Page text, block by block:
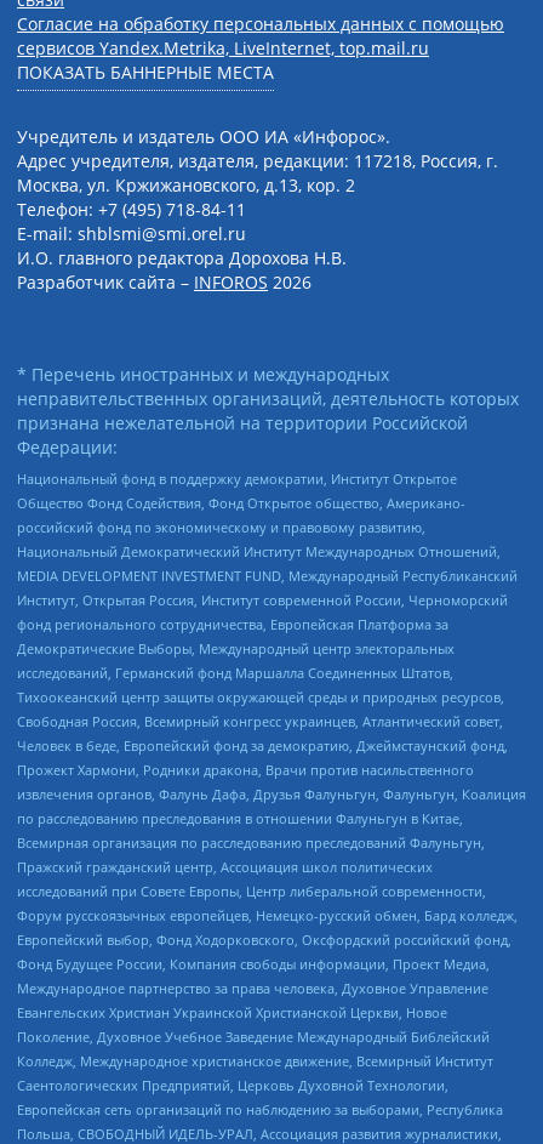
Согласие на обработку персональных данных с помощью
сервисов Yandex.Metrika, LiveInternet, top.mail.ru
ПОКАЗАТЬ БАННЕРНЫЕ МЕСТА
Учредитель и издатель ООО ИА «Инфорос».
Адрес учредителя, издателя, редакции: 117218, Россия, г.
Москва, ул. Кржижановского, д.13, кор. 2
Телефон: +7 (495) 718-84-11
E-mail: shblsmi@smi.orel.ru
И.О. главного редактора Дорохова Н.В.
Разработчик сайта – INFOROS 2026
* Перечень иностранных и международных
неправительственных организаций, деятельность которых
признана нежелательной на территории Российской
Федерации:
Национальный фонд в поддержку демократии, Институт Открытое
Общество Фонд Содействия, Фонд Открытое общество, Американо-
российский фонд по экономическому и правовому развитию,
Национальный Демократический Институт Международных Отношений,
MEDIA DEVELOPMENT INVESTMENT FUND, Международный Республиканский
Институт, Открытая Россия, Институт современной России, Черноморский
фонд регионального сотрудничества, Европейская Платформа за
Демократические Выборы, Международный центр электоральных
исследований, Германский фонд Маршалла Соединенных Штатов,
Тихоокеанский центр защиты окружающей среды и природных ресурсов,
Свободная Россия, Всемирный конгресс украинцев, Атлантический совет,
Человек в беде, Европейский фонд за демократию, Джеймстаунский фонд,
Прожект Хармони, Родники дракона, Врачи против насильственного
извлечения органов, Фалунь Дафа, Друзья Фалуньгун, Фалуньгун, Коалиция
по расследованию преследования в отношении Фалуньгун в Китае,
Всемирная организация по расследованию преследований Фалуньгун,
Пражский гражданский центр, Ассоциация школ политических
исследований при Совете Европы, Центр либеральной современности,
Форум русскоязычных европейцев, Немецко-русский обмен, Бард колледж,
Европейский выбор, Фонд Ходорковского, Оксфордский российский фонд,
Фонд Будущее России, Компания свободы информации, Проект Медиа,
Международное партнерство за права человека, Духовное Управление
Евангельских Христиан Украинской Христианской Церкви, Новое
Поколение, Духовное Учебное Заведение Международный Библейский
Колледж, Международное христианское движение, Всемирный Институт
Саентологических Предприятий, Церковь Духовной Технологии,
Европейская сеть организаций по наблюдению за выборами, Республика
Польша, СВОБОДНЫЙ ИДЕЛЬ-УРАЛ, Ассоциация развития журналистики,